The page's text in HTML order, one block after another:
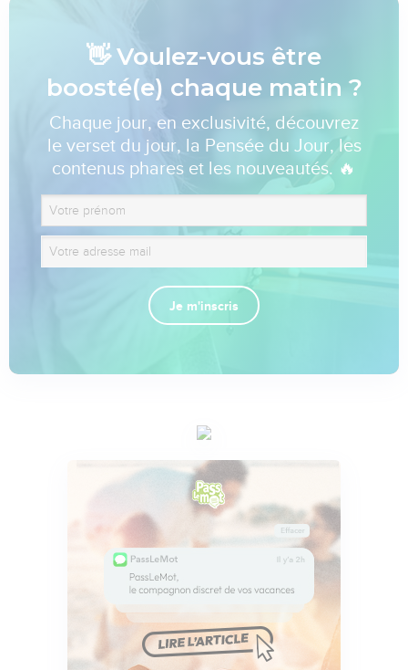
👋 Voulez-vous être
boosté(e) chaque matin ?
Chaque jour, en exclusivité, découvrez
le verset du jour, la Pensée du Jour, les
contenus phares et les nouveautés. 🔥
Je m'inscris